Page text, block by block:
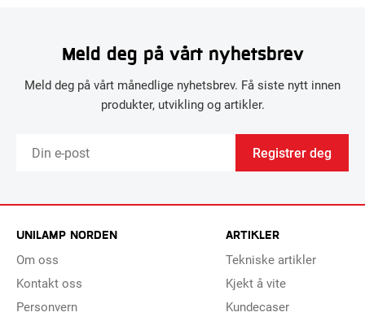
Meld deg på vårt nyhetsbrev
Meld deg på vårt månedlige nyhetsbrev. Få siste nytt innen
produkter, utvikling og artikler.
Registrer deg
UNILAMP NORDEN
Om oss
Kontakt oss
Personvern
ARTIKLER
Tekniske artikler
Kjekt å vite
Kundecaser